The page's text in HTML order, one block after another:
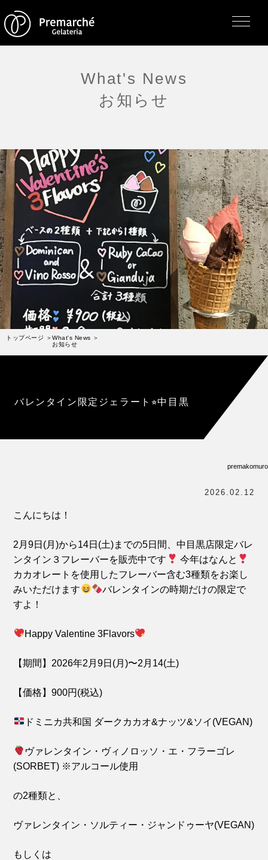
直営店・支店・分店
フレーバー（メニュー）
アレルゲン一覧
求人情報
通販のご案内
お知らせ・メディア掲載
受賞歴
Column コラム・連載
ジェラートの機能性や素材について
What's News
お知らせ
トップページ
What's News
お知らせ
バレンタイン限定ジェラート⭐︎中目黒
premakomuro
2026.02.12
こんにちは！
2月9日(月)から14日(土)までの5日間、中目黒店限定バレ
ンタイン３フレーバーを販売中です
今年はなんと
カカオレートを使用したフレーバー含む3種類をお楽し
みいただけます
バレンタインの時期だけの限定で
すよ！
Happy Valentine 3Flavors
【期間】2026年2月9日(月)〜2月14(土)
【価格】900円(税込)
ドミニカ共和国 ダークカカオ&ナッツ&ソイ(VEGAN)
ヴァレンタイン・ヴィノロッソ・エ・フラーゴレ
(SORBET) ※アルコール使用
の2種類と、
ヴァレンタイン・ソルティー・ジャンドゥーヤ(VEGAN)
もしくは